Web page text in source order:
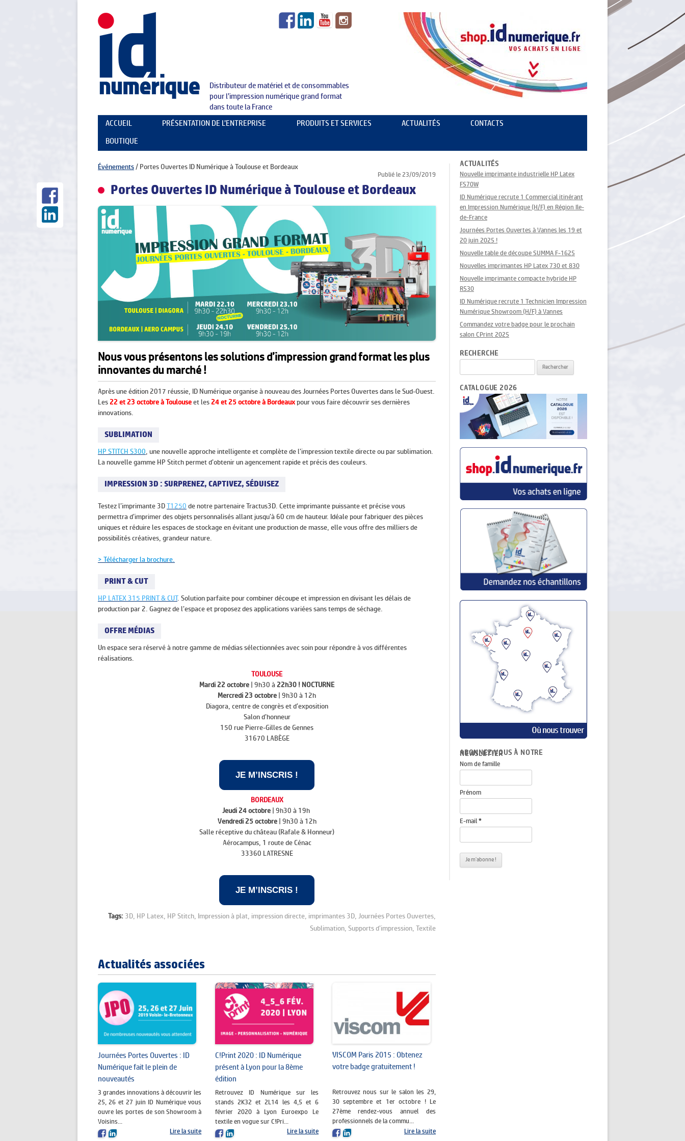
Distributeur de matériel et de consommables
pour l’impression numérique grand format
dans toute la France
Aller au contenu principal
ACCUEIL PRÉSENTATION DE L’ENTREPRISE
NOS PARTENAIRES
PRODUITS ET SERVICES
MATÉRIELS DE FINITIONS & OUTILLAGE
SERVICE TECHNIQUE
FORMATIONS
LOGICIELS
RECYCLAGE ET DÉMARCHE
ENVIRONNEMENTALE
ACTUALITÉS
REVUE DE PRESSE
CONTACTS
BOUTIQUE
Événements/ Portes Ouvertes ID Numérique à Toulouse et Bordeaux
Publié le 23/09/2019
Portes Ouvertes ID Numérique à Toulouse et Bordeaux
Nous vous présentons les solutions d’impression grand format les plus
innovantes du marché !
Après une édition 2017 réussie, ID Numérique organise à nouveau des Journées Portes Ouvertes dans le Sud-Ouest.
Les 22 et 23 octobre à Toulouseet les 24 et 25 octobre à Bordeauxpour vous faire découvrir ses dernières
innovations.
SUBLIMATION
HP STITCH S300, une nouvelle approche intelligente et complète de l’impression textile directe ou par sublimation.
La nouvelle gamme HP Stitch permet d’obtenir un agencement rapide et précis des couleurs.
IMPRESSION 3D : SURPRENEZ, CAPTIVEZ, SÉDUISEZ
Testez l’imprimante 3DT1250 de notre partenaire Tractus3D. Cette imprimante puissante et précise vous
permettra d’imprimer des objets personnalisés allant jusqu’à 60 cm de hauteur. Idéale pour fabriquer des pièces
uniques et réduire les espaces de stockage en évitant une production de masse, elle vous offre des milliers de
possibilités créatives, grandeur nature.
> Télécharger la brochure.
PRINT & CUT
HP LATEX 315 PRINT & CUT. Solution parfaite pour combiner découpe et impression en divisant les délais de
production par 2. Gagnez de l’espace et proposez des applications variées sans temps de séchage.
OFFRE MÉDIAS
Un espace sera réservé à notre gamme de médias sélectionnées avec soin pour répondre à vos différentes
réalisations.
TOULOUSE
Mardi 22 octobre | 9h30 à 22h30 ! NOCTURNE
Mercredi 23 octobre | 9h30 à 12h
Diagora, centre de congrès et d’exposition
Salon d’honneur
150 rue Pierre-Gilles de Gennes
31670 LABÈGE
JE M’INSCRIS !
BORDEAUX
Jeudi 24 octobre | 9h30 à 19h
Vendredi 25 octobre| 9h30 à 12h
Salle réceptive du château (Rafale & Honneur)
Aérocampus, 1 route de Cénac
33360 LATRESNE
JE M’INSCRIS !
Tags: 3D, HP Latex, HP Stitch, Impression à plat, impression directe, imprimantes 3D,Journées Portes Ouvertes,
Sublimation,Supports d’impression,Textile
Actualités associées
Journées Portes Ouvertes : ID
Numérique fait le plein de
nouveautés
3 grandes innovations à découvrir les
25, 26 et 27 juin ID Numérique vous
ouvre les portes de son Showroom à
Voisins...
Lire la suite
C!Print 2020 : ID Numérique
présent à Lyon pour la 8ème
édition
Retrouvez ID Numérique sur les
stands 2K32 et 2L14 les 4,5 et 6
février 2020 à Lyon Euroexpo Le
textile en vogue sur C!Pri...
Lire la suite
VISCOM Paris 2015 : Obtenez
votre badge gratuitement !
Retrouvez nous sur le salon les 29,
30 septembre et 1er octobre ! Le
27ème rendez-vous annuel des
professionnels de la commu...
Lire la suite
ACTUALITÉS
Nouvelle imprimante industrielle HP Latex
FS70W
ID Numérique recrute 1 Commercial itinérant
en Impression Numérique (H/F) en Région Ile-
de-France
Journées Portes Ouvertes à Vannes les 19 et
20 juin 2025 !
Nouvelle table de découpe SUMMA F-1625
Nouvelles imprimantes HP Latex 730 et 830
Nouvelle imprimante compacte hybride HP
R530
ID Numérique recrute 1 Technicien Impression
Numérique Showroom (H/F) à Vannes
Commandez votre badge pour le prochain
salon CPrint 2025
RECHERCHE
CATALOGUE 2026
ABONNEZ-VOUS À NOTRE NEWSLETTER
Nom de famille
Prénom
E-mail*